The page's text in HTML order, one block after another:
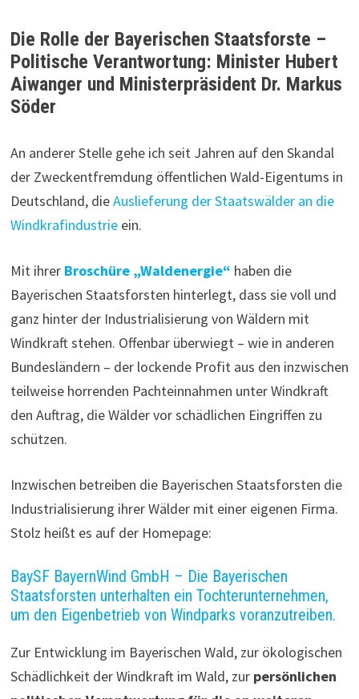
Die Rolle der Bayerischen Staatsforste –
Politische Verantwortung: Minister Hubert
Aiwanger und Ministerpräsident Dr. Markus
Söder
An anderer Stelle gehe ich seit Jahren auf den Skandal
der Zweckentfremdung öffentlichen Wald-Eigentums in
Deutschland, dieAuslieferung der Staatswälder an die
Windkrafindustrie ein.
Mit ihrer Broschüre „Waldenergie“ haben die
Bayerischen Staatsforsten hinterlegt, dass sie voll und
ganz hinter der Industrialisierung von Wäldern mit
Windkraft stehen. Offenbar überwiegt – wie in anderen
Bundesländern – der lockende Profit aus den inzwischen
teilweise horrenden Pachteinnahmen unter Windkraft
den Auftrag, die Wälder vor schädlichen Eingriffen zu
schützen.
Inzwischen betreiben die Bayerischen Staatsforsten die
Industrialisierung ihrer Wälder mit einer eigenen Firma.
Stolz heißt es auf der Homepage:
BaySF BayernWind GmbH – Die Bayerischen
Staatsforsten unterhalten ein Tochterunternehmen,
um den Eigenbetrieb von Windparks voranzutreiben.
Zur Entwicklung im Bayerischen Wald, zur ökologischen
Schädlichkeit der Windkraft im Wald, zur persönlichen